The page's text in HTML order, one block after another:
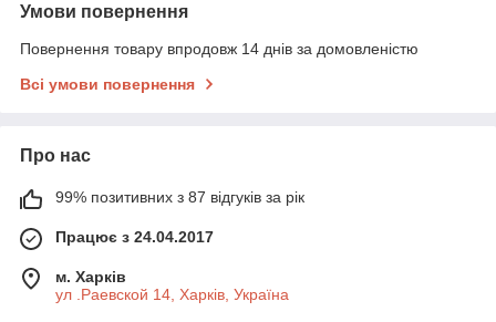
Умови повернення
Повернення товару впродовж 14 днів за домовленістю
Всі умови повернення
Про нас
99% позитивних з 87 відгуків за рік
Працює з 24.04.2017
м. Харків
ул .Раевской 14, Харків, Україна